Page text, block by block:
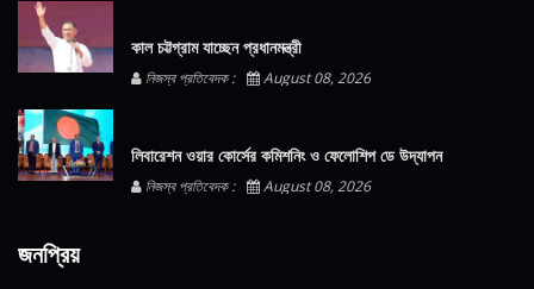
কাল চট্টগ্রাম যাচ্ছেন প্রধানমন্ত্রী
নিজস্ব প্রতিবেদক : August 08, 2026
লিবারেশন ওয়ার কোর্সের কমিশনিং ও ফেলোশিপ ডে উদ্‌যাপন
নিজস্ব প্রতিবেদক : August 08, 2026
জনপ্রিয়